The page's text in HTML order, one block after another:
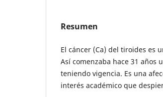
Resumen
El cáncer (Ca) del tiroides es
Así comenzaba hace 31 años
teniendo vigencia. Es una
interés académico que